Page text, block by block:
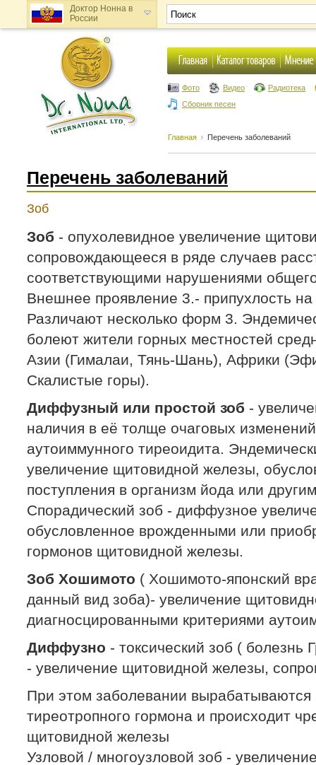
Доктор Нонна в
России
Доктор Нонна в
Украине
Фото Видео
Радиотека
Сборник песен
Главная Перечень заболеваний
Перечень заболеваний
Зоб
Зоб - опухолевидное увеличение
сопровождающееся в ряде случаев
соответствующими нарушениями
Внешнее проявление 3.- припухлость
Различают несколько форм 3.
болеют жители горных местностей
Азии (Гималаи, Тянь-Шань), Африки
Скалистые горы).
Диффузный или простой зоб -
наличия в её толще очаговых
аутоиммунного тиреоидита.
увеличение щитовидной железы,
поступления в организм йода или
Спорадический зоб - диффузное
обусловленное врожденными или
гормонов щитовидной железы.
Зоб Хошимото ( Хошимото-японский
данный вид зоба)- увеличение
диагносцированными критериями
Диффузно - токсический зоб ( болезнь
- увеличение щитовидной железы,
При этом заболевании вырабатываются
тиреотропного гормона и происходит
щитовидной железы
Узловой / многоузловой зоб -